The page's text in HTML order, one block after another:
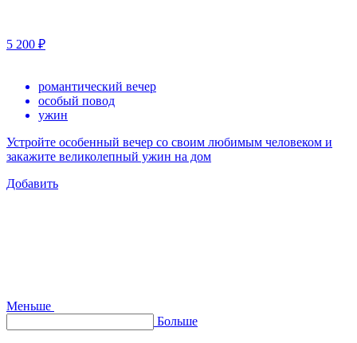
5 200 ₽
романтический вечер
особый повод
ужин
Устройте особенный вечер со своим любимым человеком и
закажите великолепный ужин на дом
Добавить
Меньше
Больше